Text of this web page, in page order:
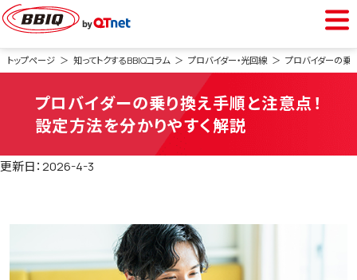
BBIQをご利用中の方
会員専用ページ
Webメール
光インターネット
トップページ 知ってトクするBBIQコラム プロバイダー・光回線 プロバイダーの乗
プロバイダーの乗り換え手順と注意点！
設定方法を分かりやすく解説
更新日：2026-4-3